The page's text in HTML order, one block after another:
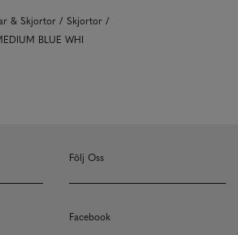
& Skjortor
Skjortor
BLUE WHI
Följ Oss
Facebook